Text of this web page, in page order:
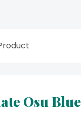
Osu Blue